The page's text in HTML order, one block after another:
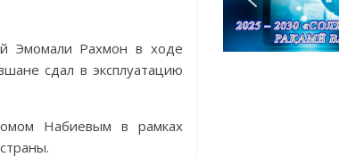
Эмомали Рахмон в ходе
сдал в эксплуатацию
Набиевым в рамках